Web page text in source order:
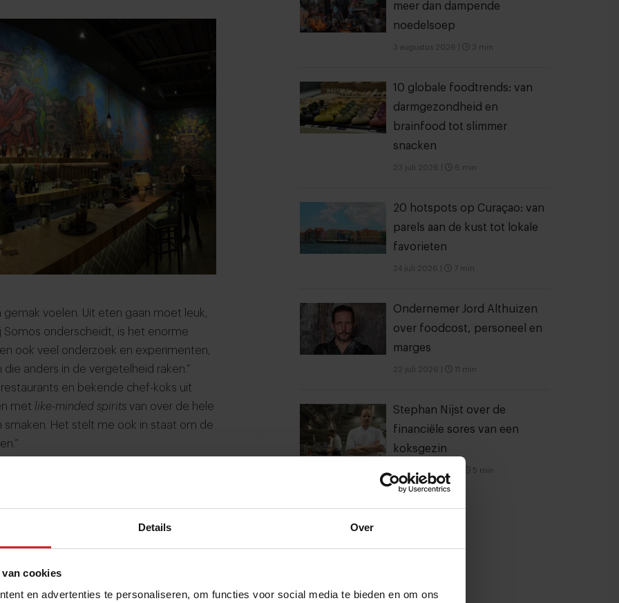
Details Over
cookies
en advertenties te personaliseren, om functies voor social media te bieden en om ons
gemak voelen. Uit eten gaan moet leuk,
Somos onderscheidt, is het enorme
ook veel onderzoek en experimenten,
anders in de vergetelheid raken.”
en bekende chef-koks uit
met like-minded spirits van over de hele
Het stelt me ook in staat om de
Somos runt Espinoza een tweede
wordt gemaakt met cassave en
en taco's op het menu. Verder
de hoogste kwaliteit, met hybride
meer dan dampende
noedelsoep
3 augustus 2026 3 min
10 globale foodtrends: van
darmgezondheid en
brainfood tot slimmer
snacken
23 juli 2026 6 min
20 hotspots op Curaçao: van
parels aan de kust tot lokale
favorieten
24 juli 2026 7 min
Ondernemer Jord Althuizen
over foodcost, personeel en
marges
22 juli 2026 11 min
Stephan Nijst over de
financiële sores van een
koksgezin
5 min